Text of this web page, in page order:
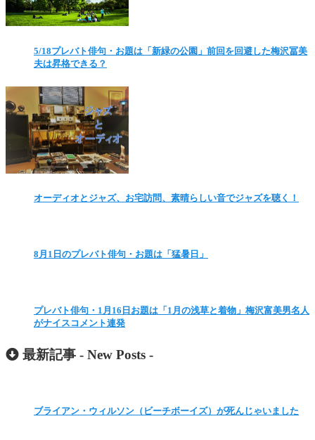
5/18プレバト俳句・お題は「新緑の公園」前回を回避した梅沢冨美
夫は昇格できる？
オーディオとジャズ、お宅訪問、素晴らしい音でジャズを聴く！
8月1日のプレバト俳句・お題は「猛暑日」
プレバト俳句・1月16日お題は「1月の浅草と着物」梅沢富美男名人
がナイスコメント連発
最新記事 - New Posts -
ブライアン・ウィルソン（ビーチボーイズ）が死んじゃいました